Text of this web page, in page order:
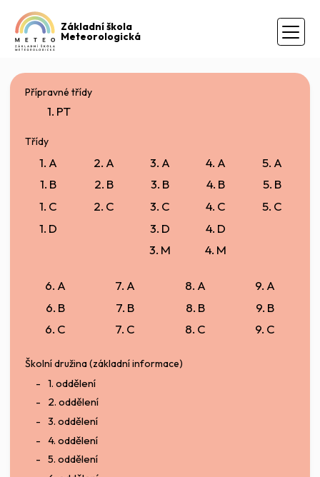
Základní škola
Meteorologická
Přípravné třídy
1. PT
Třídy
1. A
1. B
1. C
1. D
2. A
2. B
2. C
3. A
3. B
3. C
3. D
3. M
4. A
4. B
4. C
4. D
4. M
5. A
5. B
5. C
6. A
6. B
6. C
7. A
7. B
7. C
8. A
8. B
8. C
9. A
9. B
9. C
Školní družina (základní informace)
1. oddělení
2. oddělení
3. oddělení
4. oddělení
5. oddělení